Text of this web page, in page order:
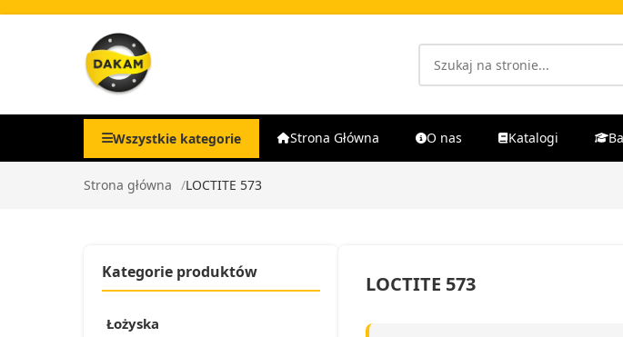
Wszystkie kategorie Strona Główna O nas Katalogi
Strona główna LOCTITE 573
Kategorie produktów
Łożyska
LOCTITE 573